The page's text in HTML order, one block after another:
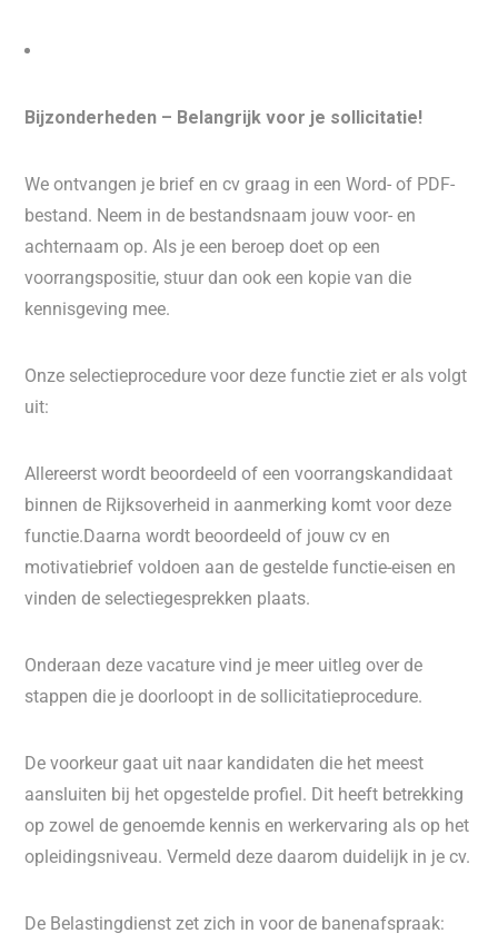
Bijzonderheden – Belangrijk voor je sollicitatie!
We ontvangen je brief en cv graag in een Word- of PDF-
bestand. Neem in de bestandsnaam jouw voor- en
achternaam op. Als je een beroep doet op een
voorrangspositie, stuur dan ook een kopie van die
kennisgeving mee.
Onze selectieprocedure voor deze functie ziet er als volgt
uit:
Allereerst wordt beoordeeld of een voorrangskandidaat
binnen de Rijksoverheid in aanmerking komt voor deze
functie.Daarna wordt beoordeeld of jouw cv en
motivatiebrief voldoen aan de gestelde functie-eisen en
vinden de selectiegesprekken plaats.
Onderaan deze vacature vind je meer uitleg over de
stappen die je doorloopt in de sollicitatieprocedure.
De voorkeur gaat uit naar kandidaten die het meest
aansluiten bij het opgestelde profiel. Dit heeft betrekking
op zowel de genoemde kennis en werkervaring als op het
opleidingsniveau. Vermeld deze daarom duidelijk in je cv.
De Belastingdienst zet zich in voor de banenafspraak: